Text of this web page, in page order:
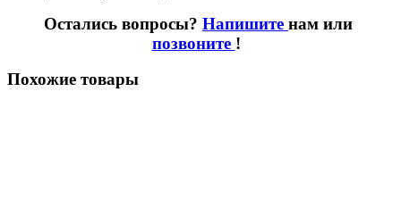
Остались вопросы? Напишите нам или
позвоните !
Похожие товары